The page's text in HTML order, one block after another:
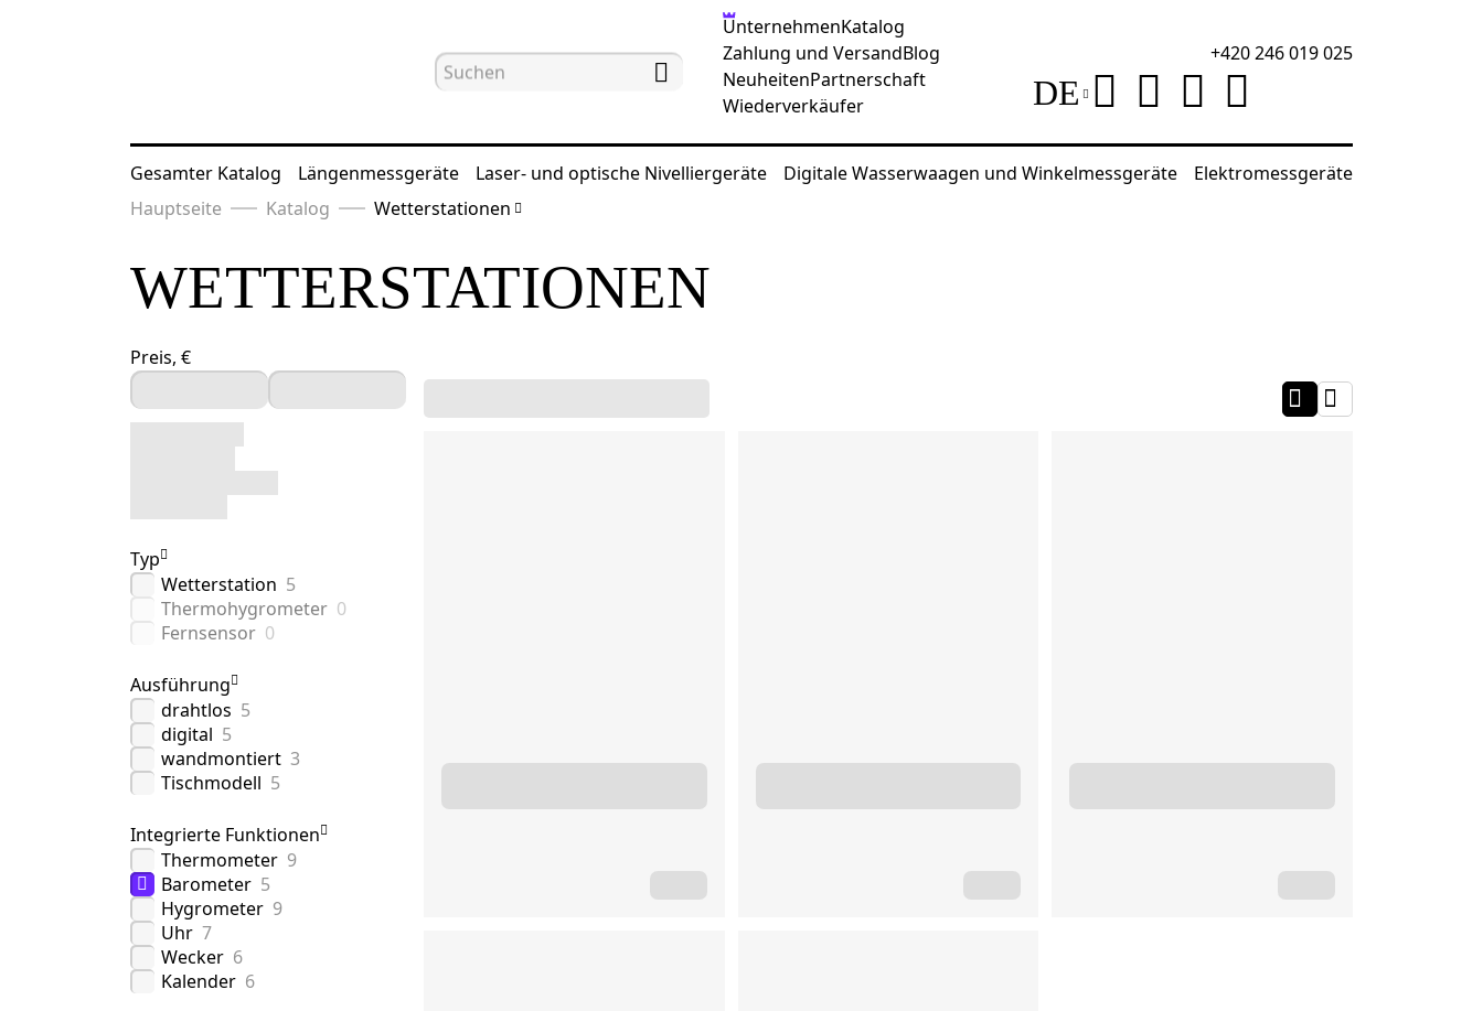
UnternehmenKatalog
Zahlung und VersandBlog
NeuheitenPartnerschaft
Wiederverkäufer
+420 246 019 025
DE
Gesamter Katalog Längenmessgeräte Laser- und optische Nivelliergeräte Digitale Wasserwaagen und Winkelmessgeräte
Elektromessgeräte
Hauptseite
Katalog Wetterstationen
WETTERSTATIONEN
Preis, €
Typ
Wetterstation 5
Thermohygrometer 0
Fernsensor 0
Ausführung
drahtlos 5
digital 5
wandmontiert 3
Tischmodell 5
Integrierte Funktionen
Thermometer 9
Barometer 5
Hygrometer 9
Uhr 7
Wecker 6
Kalender 6